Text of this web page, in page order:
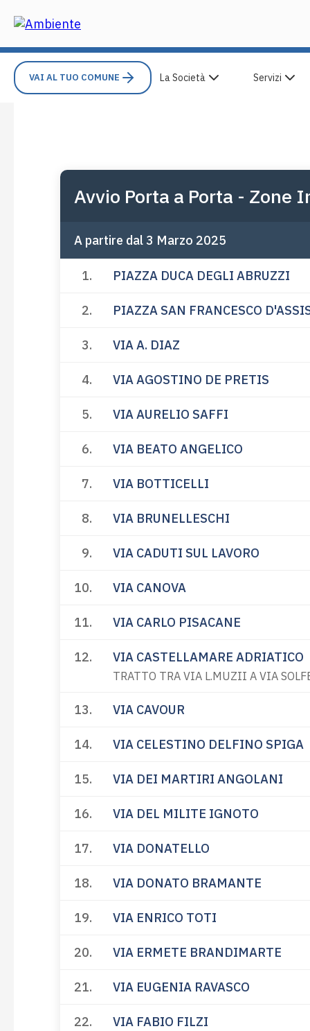
Avvio Porta a Porta - Zone
A partire dal 3 Marzo 2025
1. PIAZZA DUCA DEGLI ABRUZZI
2. PIAZZA SAN FRANCESCO
3. VIA A. DIAZ
4. VIA AGOSTINO DE PRETIS
5. VIA AURELIO SAFFI
6. VIA BEATO ANGELICO
7. VIA BOTTICELLI
8. VIA BRUNELLESCHI
9. VIA CADUTI SUL LAVORO
10. VIA CANOVA
11. VIA CARLO PISACANE
12. VIA CASTELLAMARE ADRIATICO
TRATTO TRA VIA L.MUZII A VIA
13. VIA CAVOUR
14. VIA CELESTINO DELFINO SPIGA
15. VIA DEI MARTIRI ANGOLANI
16. VIA DEL MILITE IGNOTO
17. VIA DONATELLO
18. VIA DONATO BRAMANTE
19. VIA ENRICO TOTI
20. VIA ERMETE BRANDIMARTE
21. VIA EUGENIA RAVASCO
22. VIA FABIO FILZI
VAI AL TUO COMUNE La Società Servizi